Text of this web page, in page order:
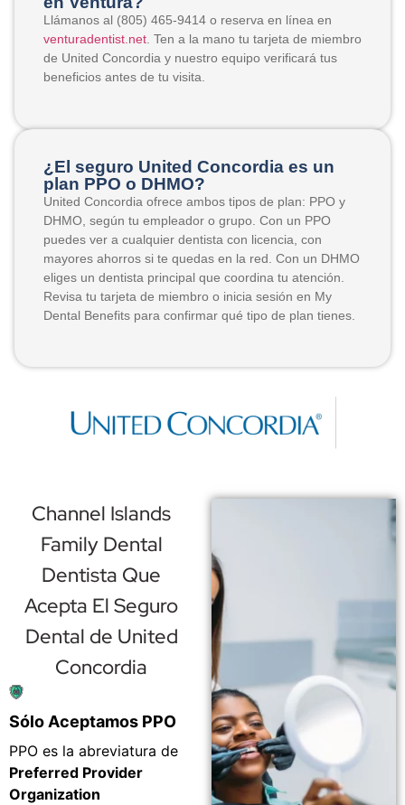
Llámanos al (805) 465-9414 o reserva en línea en
venturadentist.net. Ten a la mano tu tarjeta de miembro
de United Concordia y nuestro equipo verificará tus
beneficios antes de tu visita.
¿El seguro United Concordia es un
plan PPO o DHMO?
United Concordia ofrece ambos tipos de plan: PPO y
DHMO, según tu empleador o grupo. Con un PPO
puedes ver a cualquier dentista con licencia, con
mayores ahorros si te quedas en la red. Con un DHMO
eliges un dentista principal que coordina tu atención.
Revisa tu tarjeta de miembro o inicia sesión en My
Dental Benefits para confirmar qué tipo de plan tienes.
Channel Islands
Family Dental
Dentista Que
Acepta El Seguro
Dental de United
Concordia
Sólo Aceptamos PPO
PPO es la abreviatura de
Preferred Provider
Organization